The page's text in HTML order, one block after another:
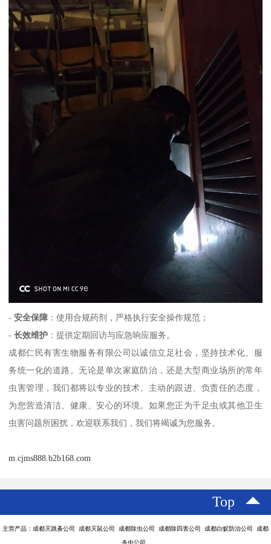
-安全保障 ：使用合规药剂，严格执行安全操作规范；
-长效维护 ：提供定期回访与应急响应服务。
成都仁民有害生物服务有限公司以诚信立足社会，坚持技术化、服
务统一化的道路。无论是单次家庭防治，还是大型商业场所的常年
虫害管理，我们都将以专业的技术、主动的跟进、负责任的态度，
为您营造清洁、健康、安心的环境。如果您正为千足虫或其他卫生
虫害问题所困扰，欢迎联系我们，我们将竭诚为您服务。
m.cjms888.b2b168.com
Top
主营产品：成都灭跳蚤公司 成都灭鼠公司 成都除虫公司 成都除四害公司 成都白蚁防治公司 成都
杀虫公司